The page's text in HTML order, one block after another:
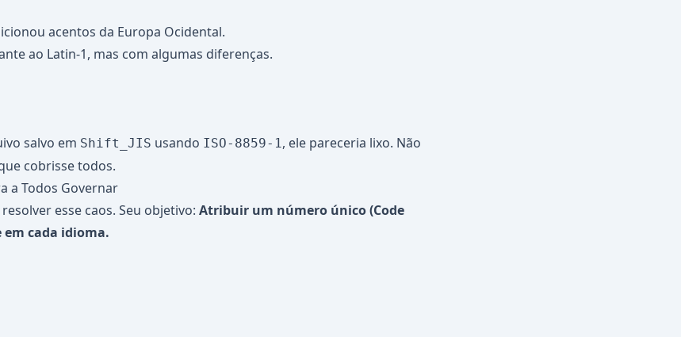
acentos da Europa Ocidental.
ao Latin-1, mas com algumas diferenças.
salvo em Shift_JIS usando ISO-8859-1, ele pareceria lixo. Não
cobrisse todos.
a Todos Governar
esse caos. Seu objetivo: Atribuir um número único (Code
em cada idioma.